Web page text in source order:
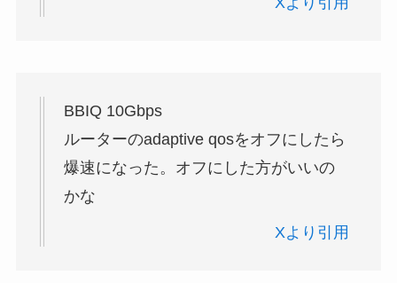
BBIQ 10Gbps
ルーターのadaptive qosをオフにしたら
爆速になった。オフにした方がいいの
かな
Xより引用